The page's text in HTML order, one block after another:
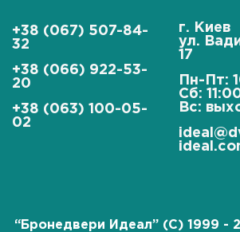
+38 (067) 507-84-
32
+38 (066) 922-53-
20
+38 (063) 100-05-
02
г. Киев
ул.
17
Пн-Пт:
Сб:
Вс:
“Бронедвери Идеал” (C) 1999 -